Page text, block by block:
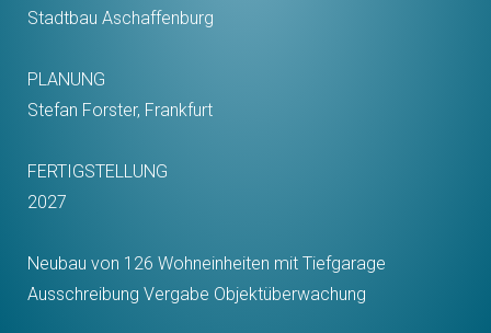
Stadtbau Aschaffenburg
PLANUNG
Stefan Forster, Frankfurt
FERTIGSTELLUNG
2027
Neubau von 126 Wohneinheiten mit Tiefgarage
Ausschreibung Vergabe Objektüberwachung